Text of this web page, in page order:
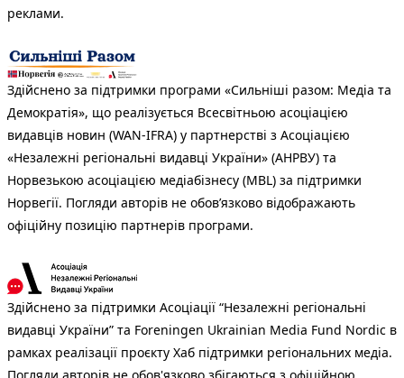
реклами.
Здійснено за підтримки програми «Сильніші разом: Медіа та
Демократія», що реалізується Всесвітньою асоціацією
видавців новин (WAN-IFRA) у партнерстві з Асоціацією
«Незалежні регіональні видавці України» (АНРВУ) та
Норвезькою асоціацією медіабізнесу (MBL) за підтримки
Норвегії. Погляди авторів не обов’язково відображають
офіційну позицію партнерів програми.
Здійснено за підтримки Асоціації “Незалежні регіональні
видавці України” та Foreningen Ukrainian Media Fund Nordic в
рамках реалізації проєкту Хаб підтримки регіональних медіа.
Погляди авторів не обов'язково збігаються з офіційною